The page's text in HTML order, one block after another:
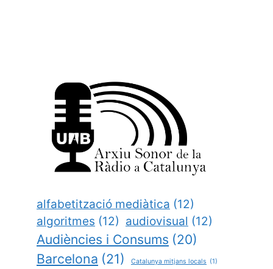
alfabetització mediàtica (12)
algoritmes (12) audiovisual (12)
Audiències i Consums (20)
Barcelona (21) Catalunya mitjans locals (1)